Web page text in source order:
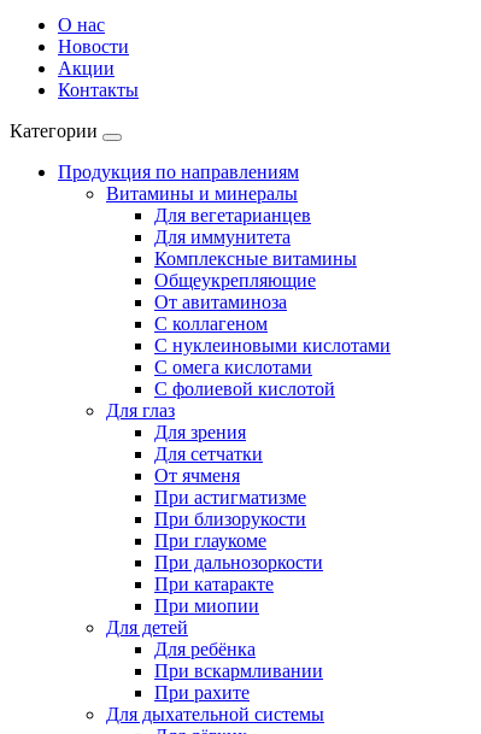
О нас
Новости
Акции
Контакты
Категории
Продукция по направлениям
Витамины и минералы
Для вегетарианцев
Для иммунитета
Комплексные витамины
Общеукрепляющие
От авитаминоза
С коллагеном
С нуклеиновыми кислотами
С омега кислотами
С фолиевой кислотой
Для глаз
Для зрения
Для сетчатки
От ячменя
При астигматизме
При близорукости
При глаукоме
При дальнозоркости
При катаракте
При миопии
Для детей
Для ребёнка
При вскармливании
При рахите
Для дыхательной системы